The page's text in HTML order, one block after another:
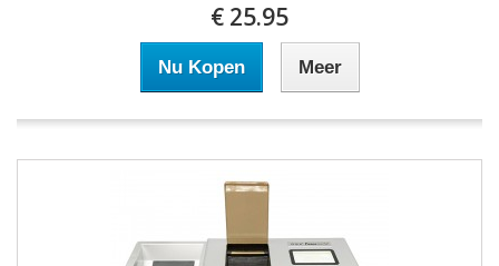
€ 25.95
Nu Kopen Meer